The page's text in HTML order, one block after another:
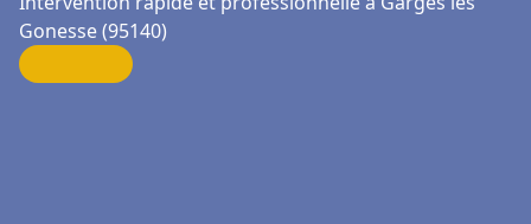
Gonesse (95140)